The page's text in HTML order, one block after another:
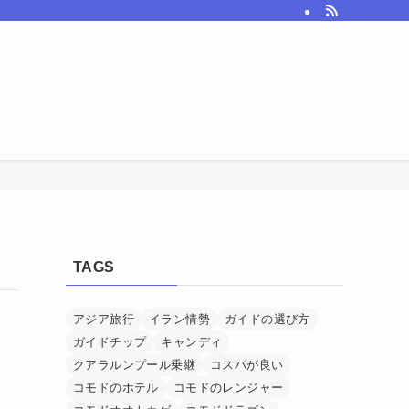
TAGS
アジア旅行 イラン情勢
ガイドの選び方
ガイドチップ
キャンディ
クアラルンプール乗継
コスパが良い
コモドのホテル
コモドのレンジャー